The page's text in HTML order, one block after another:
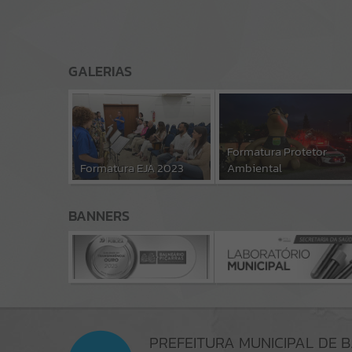
GALERIAS
Formatura EJA 2023
Formatura Protetor
Ambiental
BANNERS
PREFEITURA MUNICIPAL DE